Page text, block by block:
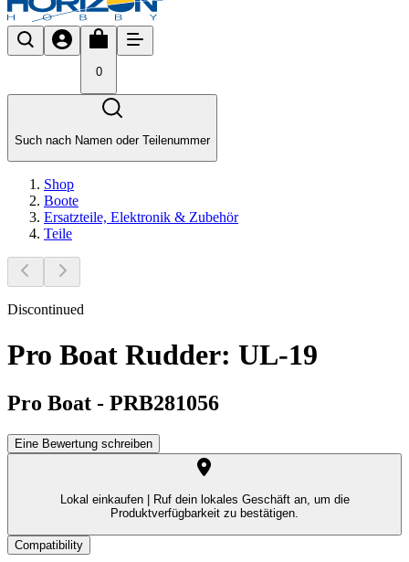
0
Such nach Namen oder Teilenummer
Shop
Boote
Ersatzteile, Elektronik & Zubehör
Teile
Discontinued
Pro Boat Rudder: UL-19
Pro Boat - PRB281056
Eine Bewertung schreiben
Lokal einkaufen |
Ruf dein lokales Geschäft an, um die
Produktverfügbarkeit zu bestätigen.
Compatibility